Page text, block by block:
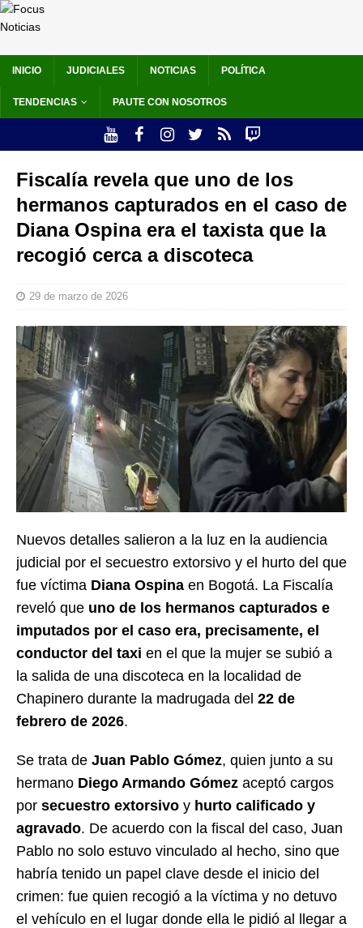
INICIO JUDICIALES NOTICIAS POLÍTICA
TENDENCIAS PAUTE CON NOSOTROS
Fiscalía revela que uno de los
hermanos capturados en el caso de
Diana Ospina era el taxista que la
recogió cerca a discoteca
29 de marzo de 2026
Nuevos detalles salieron a la luz en la audiencia
judicial por el secuestro extorsivo y el hurto del que
fue víctima Diana Ospina en Bogotá. La Fiscalía
reveló que uno de los hermanos capturados e
imputados por el caso era, precisamente, el
conductor del taxi en el que la mujer se subió a
la salida de una discoteca en la localidad de
Chapinero durante la madrugada del 22 de
febrero de 2026.
Se trata de Juan Pablo Gómez, quien junto a su
hermano Diego Armando Gómez aceptó cargos
por secuestro extorsivo y hurto calificado y
agravado. De acuerdo con la fiscal del caso, Juan
Pablo no solo estuvo vinculado al hecho, sino que
habría tenido un papel clave desde el inicio del
crimen: fue quien recogió a la víctima y no detuvo
el vehículo en el lugar donde ella le pidió al llegar a